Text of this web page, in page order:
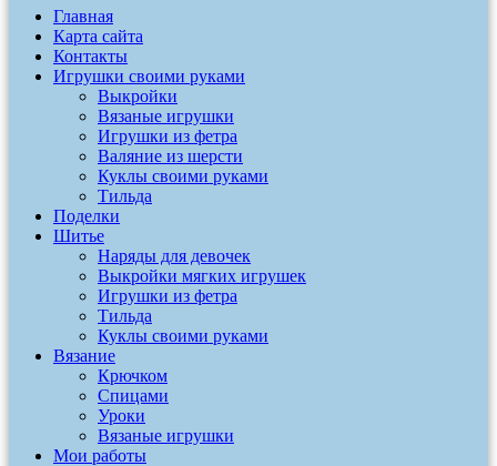
Главная
Карта сайта
Контакты
Игрушки своими руками
Выкройки
Вязаные игрушки
Игрушки из фетра
Валяние из шерсти
Куклы своими руками
Тильда
Поделки
Шитье
Наряды для девочек
Выкройки мягких игрушек
Игрушки из фетра
Тильда
Куклы своими руками
Вязание
Крючком
Спицами
Уроки
Вязаные игрушки
Мои работы